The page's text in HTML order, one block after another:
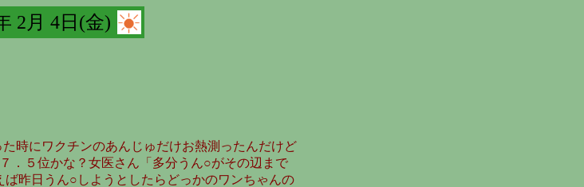
2月 4日(金)
時にワクチンのあんじゅだけお熱測ったんだけど
．５位かな？女医さん「多分うん○がその辺まで
昨日うん○しようとしたらどっかのワンちゃんの